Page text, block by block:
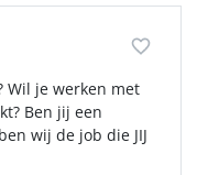
Wil je werken met
Ben jij een
wij de job die JIJ